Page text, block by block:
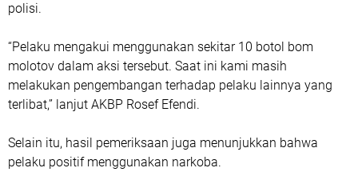
polisi.
“Pelaku mengakui menggunakan sekitar 10 botol bom
molotov dalam aksi tersebut. Saat ini kami masih
melakukan pengembangan terhadap pelaku lainnya yang
terlibat,” lanjut AKBP Rosef Efendi.
Selain itu, hasil pemeriksaan juga menunjukkan bahwa
pelaku positif menggunakan narkoba.